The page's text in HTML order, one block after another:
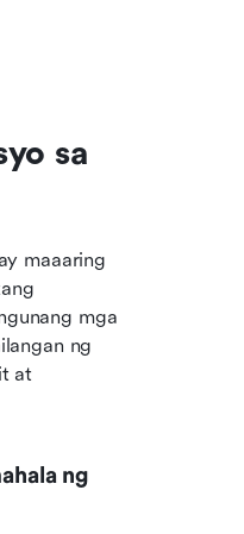
sa
maaaring
mga
ng
at
ng